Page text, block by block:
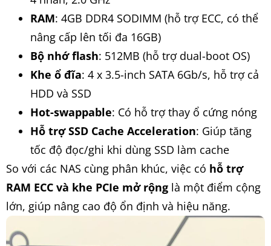
RAM: 4GB DDR4 SODIMM (hỗ trợ ECC, có thể
nâng cấp lên tối đa 16GB)
Bộ nhớ flash: 512MB (hỗ trợ dual-boot OS)
Khe ổ đĩa: 4 x 3.5-inch SATA 6Gb/s, hỗ trợ cả
HDD và SSD
Hot-swappable: Có hỗ trợ thay ổ cứng nóng
Hỗ trợ SSD Cache Acceleration: Giúp tăng
tốc độ đọc/ghi khi dùng SSD làm cache
So với các NAS cùng phân khúc, việc có hỗ trợ
RAM ECC và khe PCIe mở rộng là một điểm cộng
lớn, giúp nâng cao độ ổn định và hiệu năng.